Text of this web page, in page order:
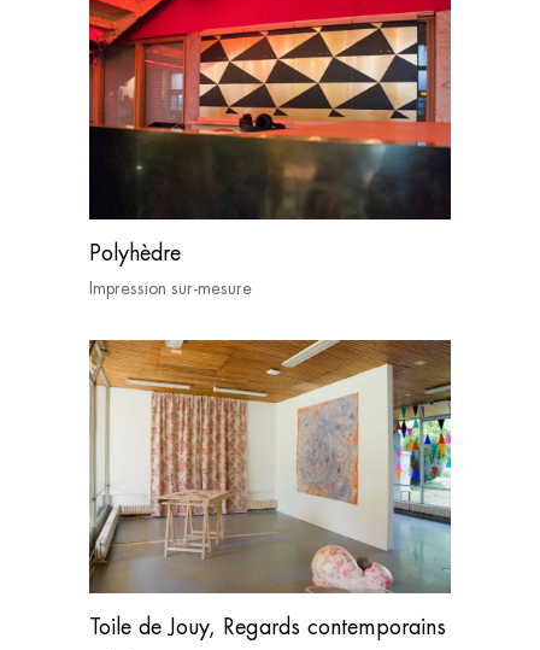
Polyhèdre
Impression sur-mesure
Toile de Jouy, Regards contemporains